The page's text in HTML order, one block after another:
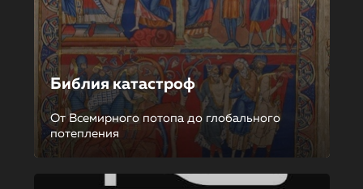
Библия катастроф
От Всемирного потопа до глобального
потепления